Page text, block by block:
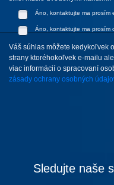
Áno, kontaktujte ma prosím
Áno, kontaktujte ma prosím
Váš súhlas môžete kedykoľvek
strany ktoréhokoľvek e-mailu
viac informácií o spracovaní
zásady ochrany osobných
Sledujte naše